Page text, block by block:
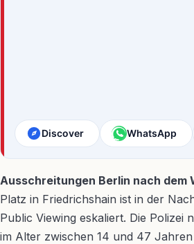
Discover WhatsApp
Ausschreitungen Berlin nach dem
Platz in Friedrichshain ist in der
Public Viewing eskaliert. Die Polizei
im Alter zwischen 14 und 47